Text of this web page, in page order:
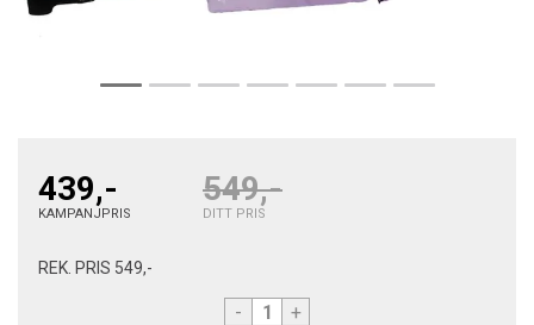
439,-
KAMPANJPRIS
549,-
DITT PRIS
REK. PRIS 549,-
- +